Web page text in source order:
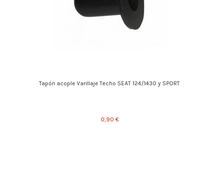
Tapón acople Varillaje Techo SEAT 124/1430 y SPORT
0,90 €